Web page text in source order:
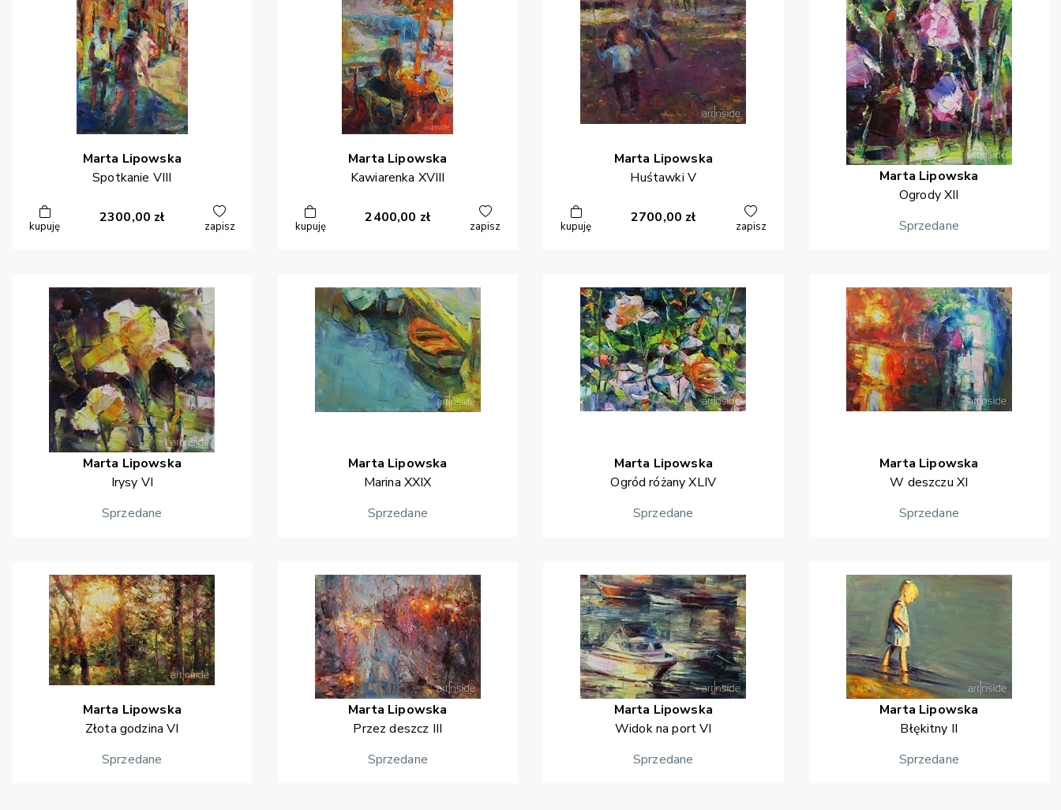
Marta Lipowska
Spotkanie VIII
kupuję
2300,00 zł
zapisz
Marta Lipowska
Kawiarenka XVIII
kupuję
2400,00 zł
zapisz
Marta Lipowska
Huśtawki V
kupuję
2700,00 zł
zapisz
Marta Lipowska
Ogrody XII
Sprzedane
Marta Lipowska
Irysy VI
Sprzedane
Marta Lipowska
Marina XXIX
Sprzedane
Marta Lipowska
Ogród różany XLIV
Sprzedane
Marta Lipowska
W deszczu XI
Sprzedane
Marta Lipowska
Złota godzina VI
Sprzedane
Marta Lipowska
Przez deszcz III
Sprzedane
Marta Lipowska
Widok na port VI
Sprzedane
Marta Lipowska
Błękitny II
Sprzedane